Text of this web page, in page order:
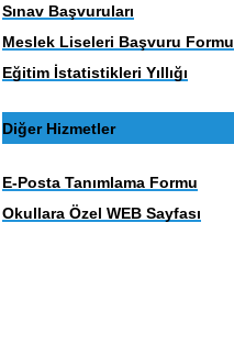
Sınav Başvuruları
Meslek Liseleri Başvuru Formu
Eğitim İstatistikleri Yıllığı
Diğer Hizmetler
E-Posta Tanımlama Formu
Okullara Özel WEB Sayfası